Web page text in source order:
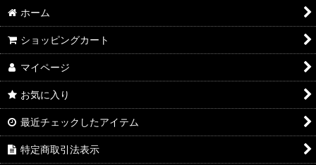
ホーム
ショッピングカート
マイページ
お気に入り
最近チェックしたアイテム
特定商取引法表示